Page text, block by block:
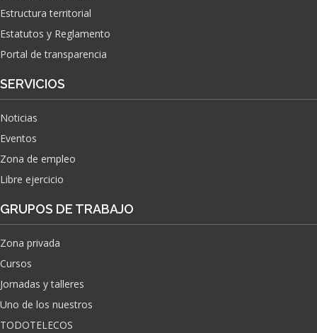
Estructura territorial
Estatutos y Reglamento
Portal de transparencia
SERVICIOS
Noticias
Eventos
Zona de empleo
Libre ejercicio
GRUPOS DE TRABAJO
Zona privada
Cursos
Jornadas y talleres
Uno de los nuestros
TODOTELECOS